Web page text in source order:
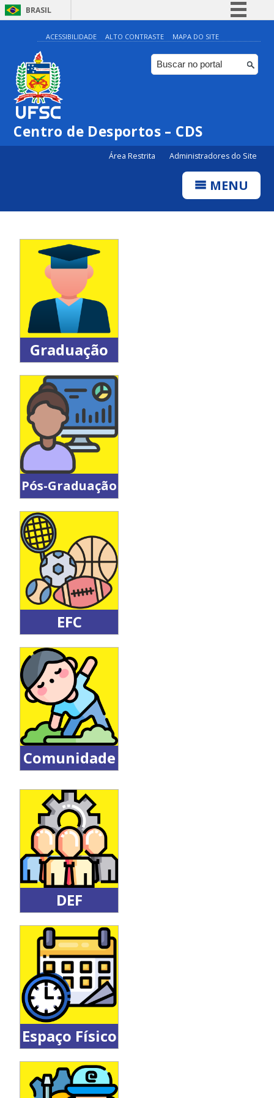
BRASIL
Simplifique!
Comunica BR
Participe
Canais
ACESSIBILIDADE ALTO CONTRASTE MAPA DO SITE
Centro de Desportos – CDS
Área Restrita Administradores do Site
MENU
Graduação
Graduação
em
Educação
Física
(Licenciatura
e
Bacharelado)
Pós-Graduação
Mestrado e
Doutorado
em
Educação
Física
EFC
Disciplinas de
Educação
Física para
alunos de
outros cursos
de graduação
da UFSC
Comunidade
Atividades
físicas e
esportivas
para a
comunidade
DEF
Departamento
de Educação
Física do CDS
Espaço Físico
Reserva de
espaços